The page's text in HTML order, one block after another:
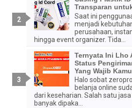
Transparan
Saat ini
menjadi
perusahaan,
hingga event organizer. Tida...
Ternyata Ini Lho
Status
Yang Wajib
Halo sobat
belanja online
dari keseharian. Salah satu
banyak dipaka...